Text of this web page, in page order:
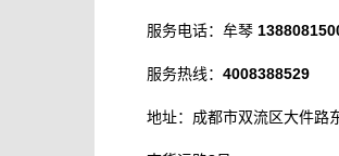
服务电话：牟琴
服务热线：4008388529
地址：成都市双流区大件路